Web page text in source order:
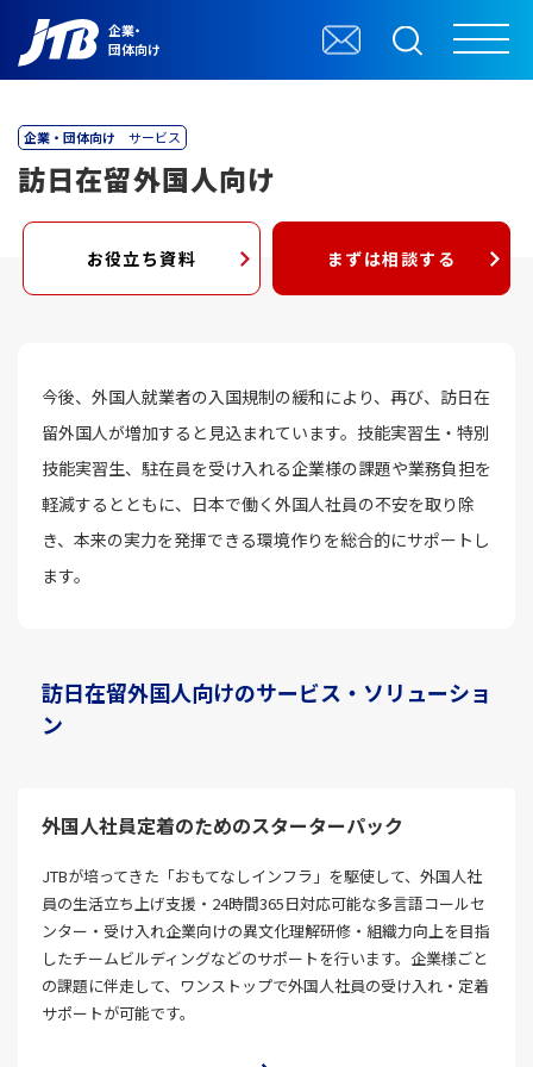
企業・
団体向け
企業・団体向け サービス
訪日在留外国人向け
お役立ち資料 まずは相談する
今後、外国人就業者の入国規制の緩和により、再び、訪日在
留外国人が増加すると見込まれています。技能実習生・特別
技能実習生、駐在員を受け入れる企業様の課題や業務負担を
軽減するとともに、日本で働く外国人社員の不安を取り除
き、本来の実力を発揮できる環境作りを総合的にサポートし
ます。
訪日在留外国人向けのサービス・ソリューショ
ン
外国人社員定着のためのスターターパック
JTBが培ってきた「おもてなしインフラ」を駆使して、外国人社
員の生活立ち上げ支援・24時間365日対応可能な多言語コールセ
ンター・受け入れ企業向けの異文化理解研修・組織力向上を目指
したチームビルディングなどのサポートを行います。企業様ごと
の課題に伴走して、ワンストップで外国人社員の受け入れ・定着
サポートが可能です。